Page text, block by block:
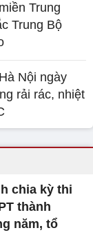
Trung
Trung Bộ
Nội ngày
rải rác, nhiệt
chia kỳ thi
thành
năm, tổ